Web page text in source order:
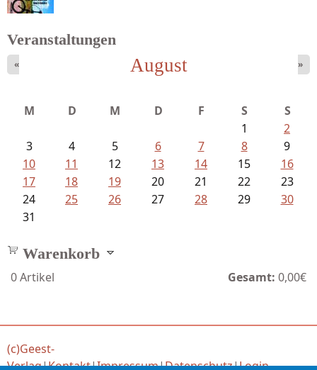
Veranstaltungen
August
« »
M D M D F S
S
1
2
3
4 5 6 7 8
9
10
11 12 13 14 15
16
17
18 19 20 21 22
23
24
25 26 27 28 29
30
31
Warenkorb
0Artikel Gesamt: 0,00€
(c)Geest-
Verlag|Kontakt|Impressum|Datenschutz|Login